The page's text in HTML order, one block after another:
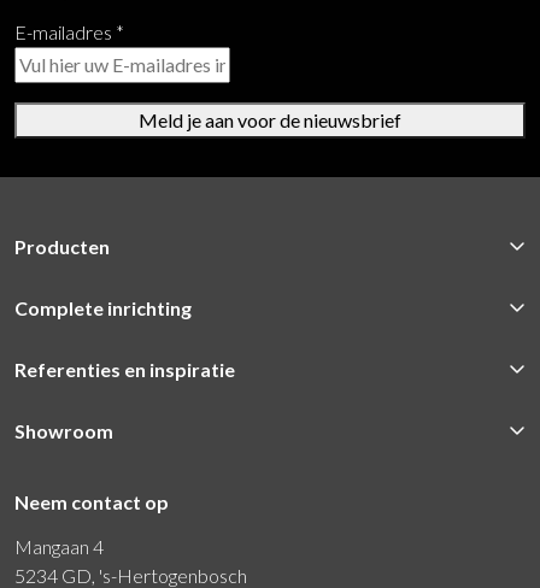
E-mailadres *
Meld je aan voor de nieuwsbrief
Producten
Complete inrichting
Referenties en inspiratie
Showroom
Neem contact op
Mangaan 4
5234 GD, 's-Hertogenbosch